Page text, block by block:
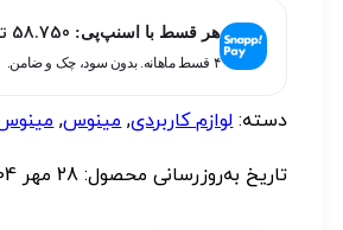
هر قسط با اسنپ‌پی: 58.750
۴ قسط ماهانه. بدون سود، چک و ضامن.
دسته:لوازم کاربردی,مینوس,
تاریخ به‌روزرسانی محصول: 28 مهر 1404